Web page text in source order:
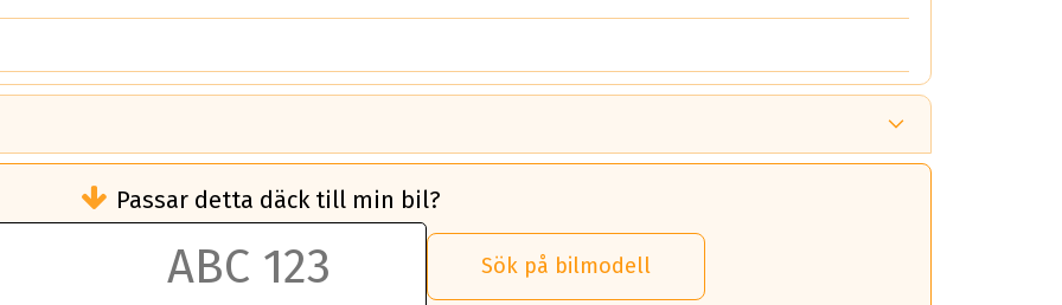
än ett klass G däck.
50 liter bränsle med ett klass A däck gentemot ett klass G däck.
vilken rutt du kör, samt vilken körstil du använder.
Passar detta däck till min bil?
Sök på bilmodell